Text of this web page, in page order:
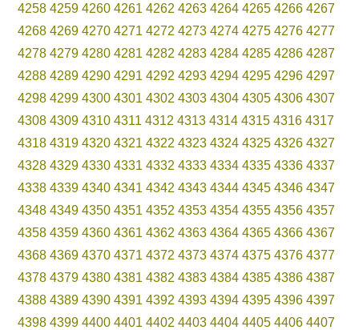
4258 4259 4260 4261 4262 4263 4264 4265 4266 4267
4268 4269 4270 4271 4272 4273 4274 4275 4276 4277
4278 4279 4280 4281 4282 4283 4284 4285 4286 4287
4288 4289 4290 4291 4292 4293 4294 4295 4296 4297
4298 4299 4300 4301 4302 4303 4304 4305 4306 4307
4308 4309 4310 4311 4312 4313 4314 4315 4316 4317
4318 4319 4320 4321 4322 4323 4324 4325 4326 4327
4328 4329 4330 4331 4332 4333 4334 4335 4336 4337
4338 4339 4340 4341 4342 4343 4344 4345 4346 4347
4348 4349 4350 4351 4352 4353 4354 4355 4356 4357
4358 4359 4360 4361 4362 4363 4364 4365 4366 4367
4368 4369 4370 4371 4372 4373 4374 4375 4376 4377
4378 4379 4380 4381 4382 4383 4384 4385 4386 4387
4388 4389 4390 4391 4392 4393 4394 4395 4396 4397
4398 4399 4400 4401 4402 4403 4404 4405 4406 4407